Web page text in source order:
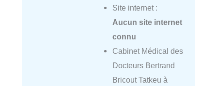
Site internet :
Aucun site internet
connu
Cabinet Médical des
Docteurs Bertrand
Bricout Tatkeu à